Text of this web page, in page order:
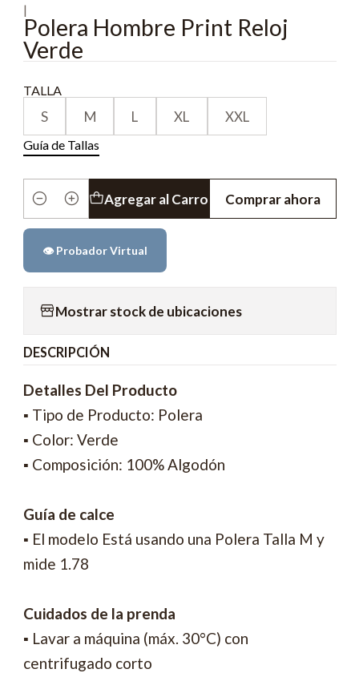
|
Polera Hombre Print Reloj
Verde
TALLA
S M L XL XXL
Guía de Tallas
Cantidad
Agregar al Carro Comprar ahora
👁️ Probador Virtual
Mostrar stock de ubicaciones
DESCRIPCIÓN
Detalles Del Producto
▪ Tipo de Producto: Polera
▪ Color: Verde
▪ Composición: 100% Algodón
Guía de calce
▪ El modelo Está usando una Polera Talla M y
mide 1.78
Cuidados de la prenda
▪ Lavar a máquina (máx. 30°C) con
centrifugado corto